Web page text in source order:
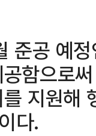
준공 예
함으로
지원해
다.